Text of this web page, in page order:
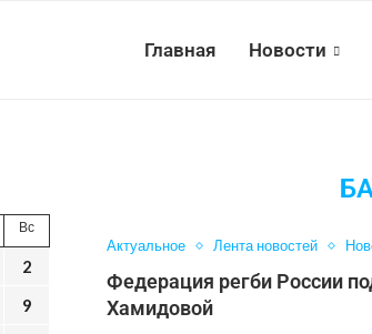
Главная Новости
Актуальное Лента новостей
Федерация регби России
Хамидовой
Вс
2
9